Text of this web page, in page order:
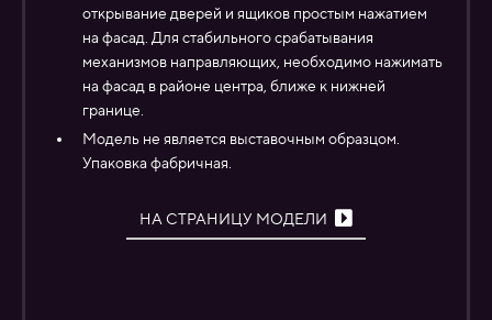
открывание дверей и ящиков простым нажатием
на фасад. Для стабильного срабатывания
механизмов направляющих, необходимо нажимать
на фасад в районе центра, ближе к нижней
границе.
Модель не является выставочным образцом.
Упаковка фабричная.
НА СТРАНИЦУ МОДЕЛИ